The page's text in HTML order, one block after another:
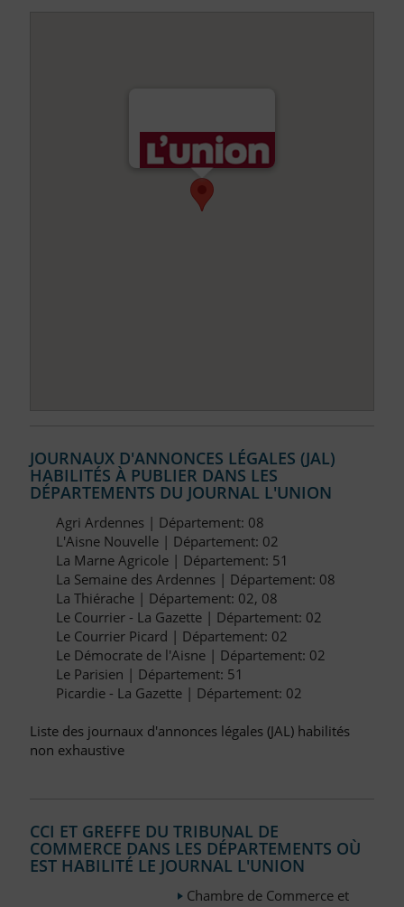
JOURNAUX D'ANNONCES LÉGALES (JAL)
HABILITÉS À PUBLIER DANS LES
DÉPARTEMENTS DU JOURNAL L'UNION
Agri Ardennes | Département: 08
L'Aisne Nouvelle | Département: 02
La Marne Agricole | Département: 51
La Semaine des Ardennes | Département: 08
La Thiérache | Département: 02, 08
Le Courrier - La Gazette | Département: 02
Le Courrier Picard | Département: 02
Le Démocrate de l'Aisne | Département: 02
Le Parisien | Département: 51
Picardie - La Gazette | Département: 02
Liste des journaux d'annonces légales (JAL) habilités
non exhaustive
CCI ET GREFFE DU TRIBUNAL DE
COMMERCE DANS LES DÉPARTEMENTS OÙ
EST HABILITÉ LE JOURNAL L'UNION
Chambre de Commerce et